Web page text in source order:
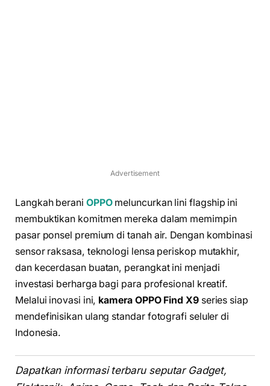
Advertisement
Langkah berani OPPOmeluncurkan lini flagship ini
membuktikan komitmen mereka dalam memimpin
pasar ponsel premium di tanah air. Dengan kombinasi
sensor raksasa, teknologi lensa periskop mutakhir,
dan kecerdasan buatan, perangkat ini menjadi
investasi berharga bagi para profesional kreatif.
Melalui inovasi ini, kamera OPPO Find X9series siap
mendefinisikan ulang standar fotografi seluler di
Indonesia.
Dapatkan informasi terbaru seputar Gadget,